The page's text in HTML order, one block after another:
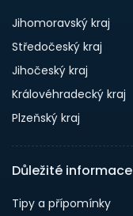
Jihomoravský kraj
Středočeský kraj
Jihočeský kraj
Královéhradecký kraj
Plzeňský kraj
Důležité informace
Tipy a přípomínky